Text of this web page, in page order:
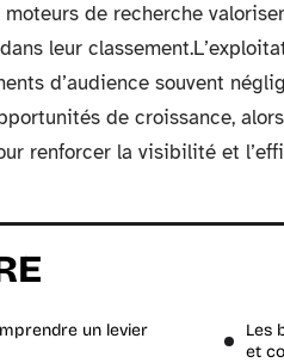
de recherche
leur
d’audience souvent
de croissance,
renforcer la visibilité et
un levier
Les
et